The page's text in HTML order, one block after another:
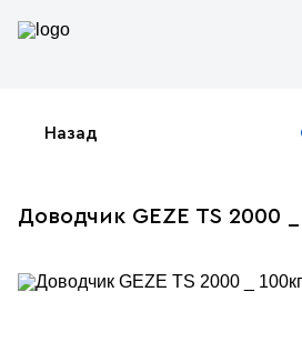
Назад
Доводчик GEZE TS 2000 _